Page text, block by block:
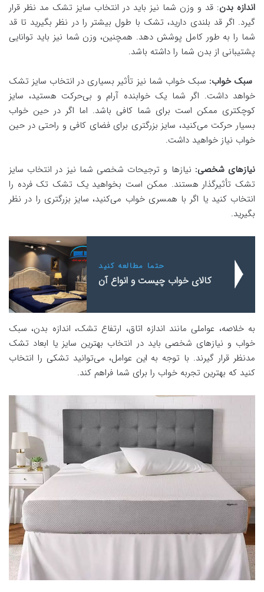
اندازه بدن: قد و وزن شما نیز باید در انتخاب سایز تشک مد نظر قرار
گیرد. اگر قد بلندی دارید، تشک با طول بیشتر را در نظر بگیرید تا قد
شما را به طور کامل پوشش دهد. همچنین، وزن شما نیز باید توانایی
پشتیبانی از بدن شما را داشته باشد.
سبک خواب: سبک خواب شما نیز تأثیر بسیاری در انتخاب سایز تشک
خواهد داشت. اگر شما یک خوابنده آرام و بی‌حرکت هستید، سایز
کوچکتری ممکن است برای شما کافی باشد. اما اگر در حین خواب
بسیار حرکت می‌کنید، سایز بزرگتری برای فضای کافی و راحتی در حین
خواب نیاز خواهید داشت.
نیازهای شخصی: نیازها و ترجیحات شخصی شما نیز در انتخاب سایز
تشک تأثیرگذار هستند. ممکن است بخواهید یک تشک تک فرده را
انتخاب کنید یا اگر با همسری خواب می‌کنید، سایز بزرگتری را در نظر
بگیرید.
حتما مطالعه کنید
کالای خواب چیست و انواع آن
به خلاصه، عواملی مانند اندازه اتاق، ارتفاع تشک، اندازه بدن، سبک
خواب و نیازهای شخصی باید در انتخاب بهترین سایز یا ابعاد تشک
مدنظر قرار گیرند. با توجه به این عوامل، می‌توانید تشکی را انتخاب
کنید که بهترین تجربه خواب را برای شما فراهم کند.